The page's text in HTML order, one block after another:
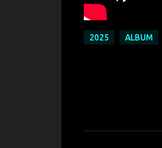
2025 ALBUM